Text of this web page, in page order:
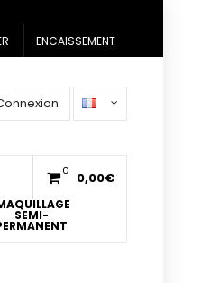
ENCAISSEMENT
0 0,00€
SEMI-